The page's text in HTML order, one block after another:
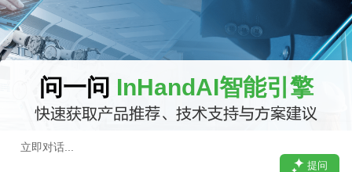
问一问 InHandAI智能引擎
快速获取产品推荐、技术支持与方案建议
提问